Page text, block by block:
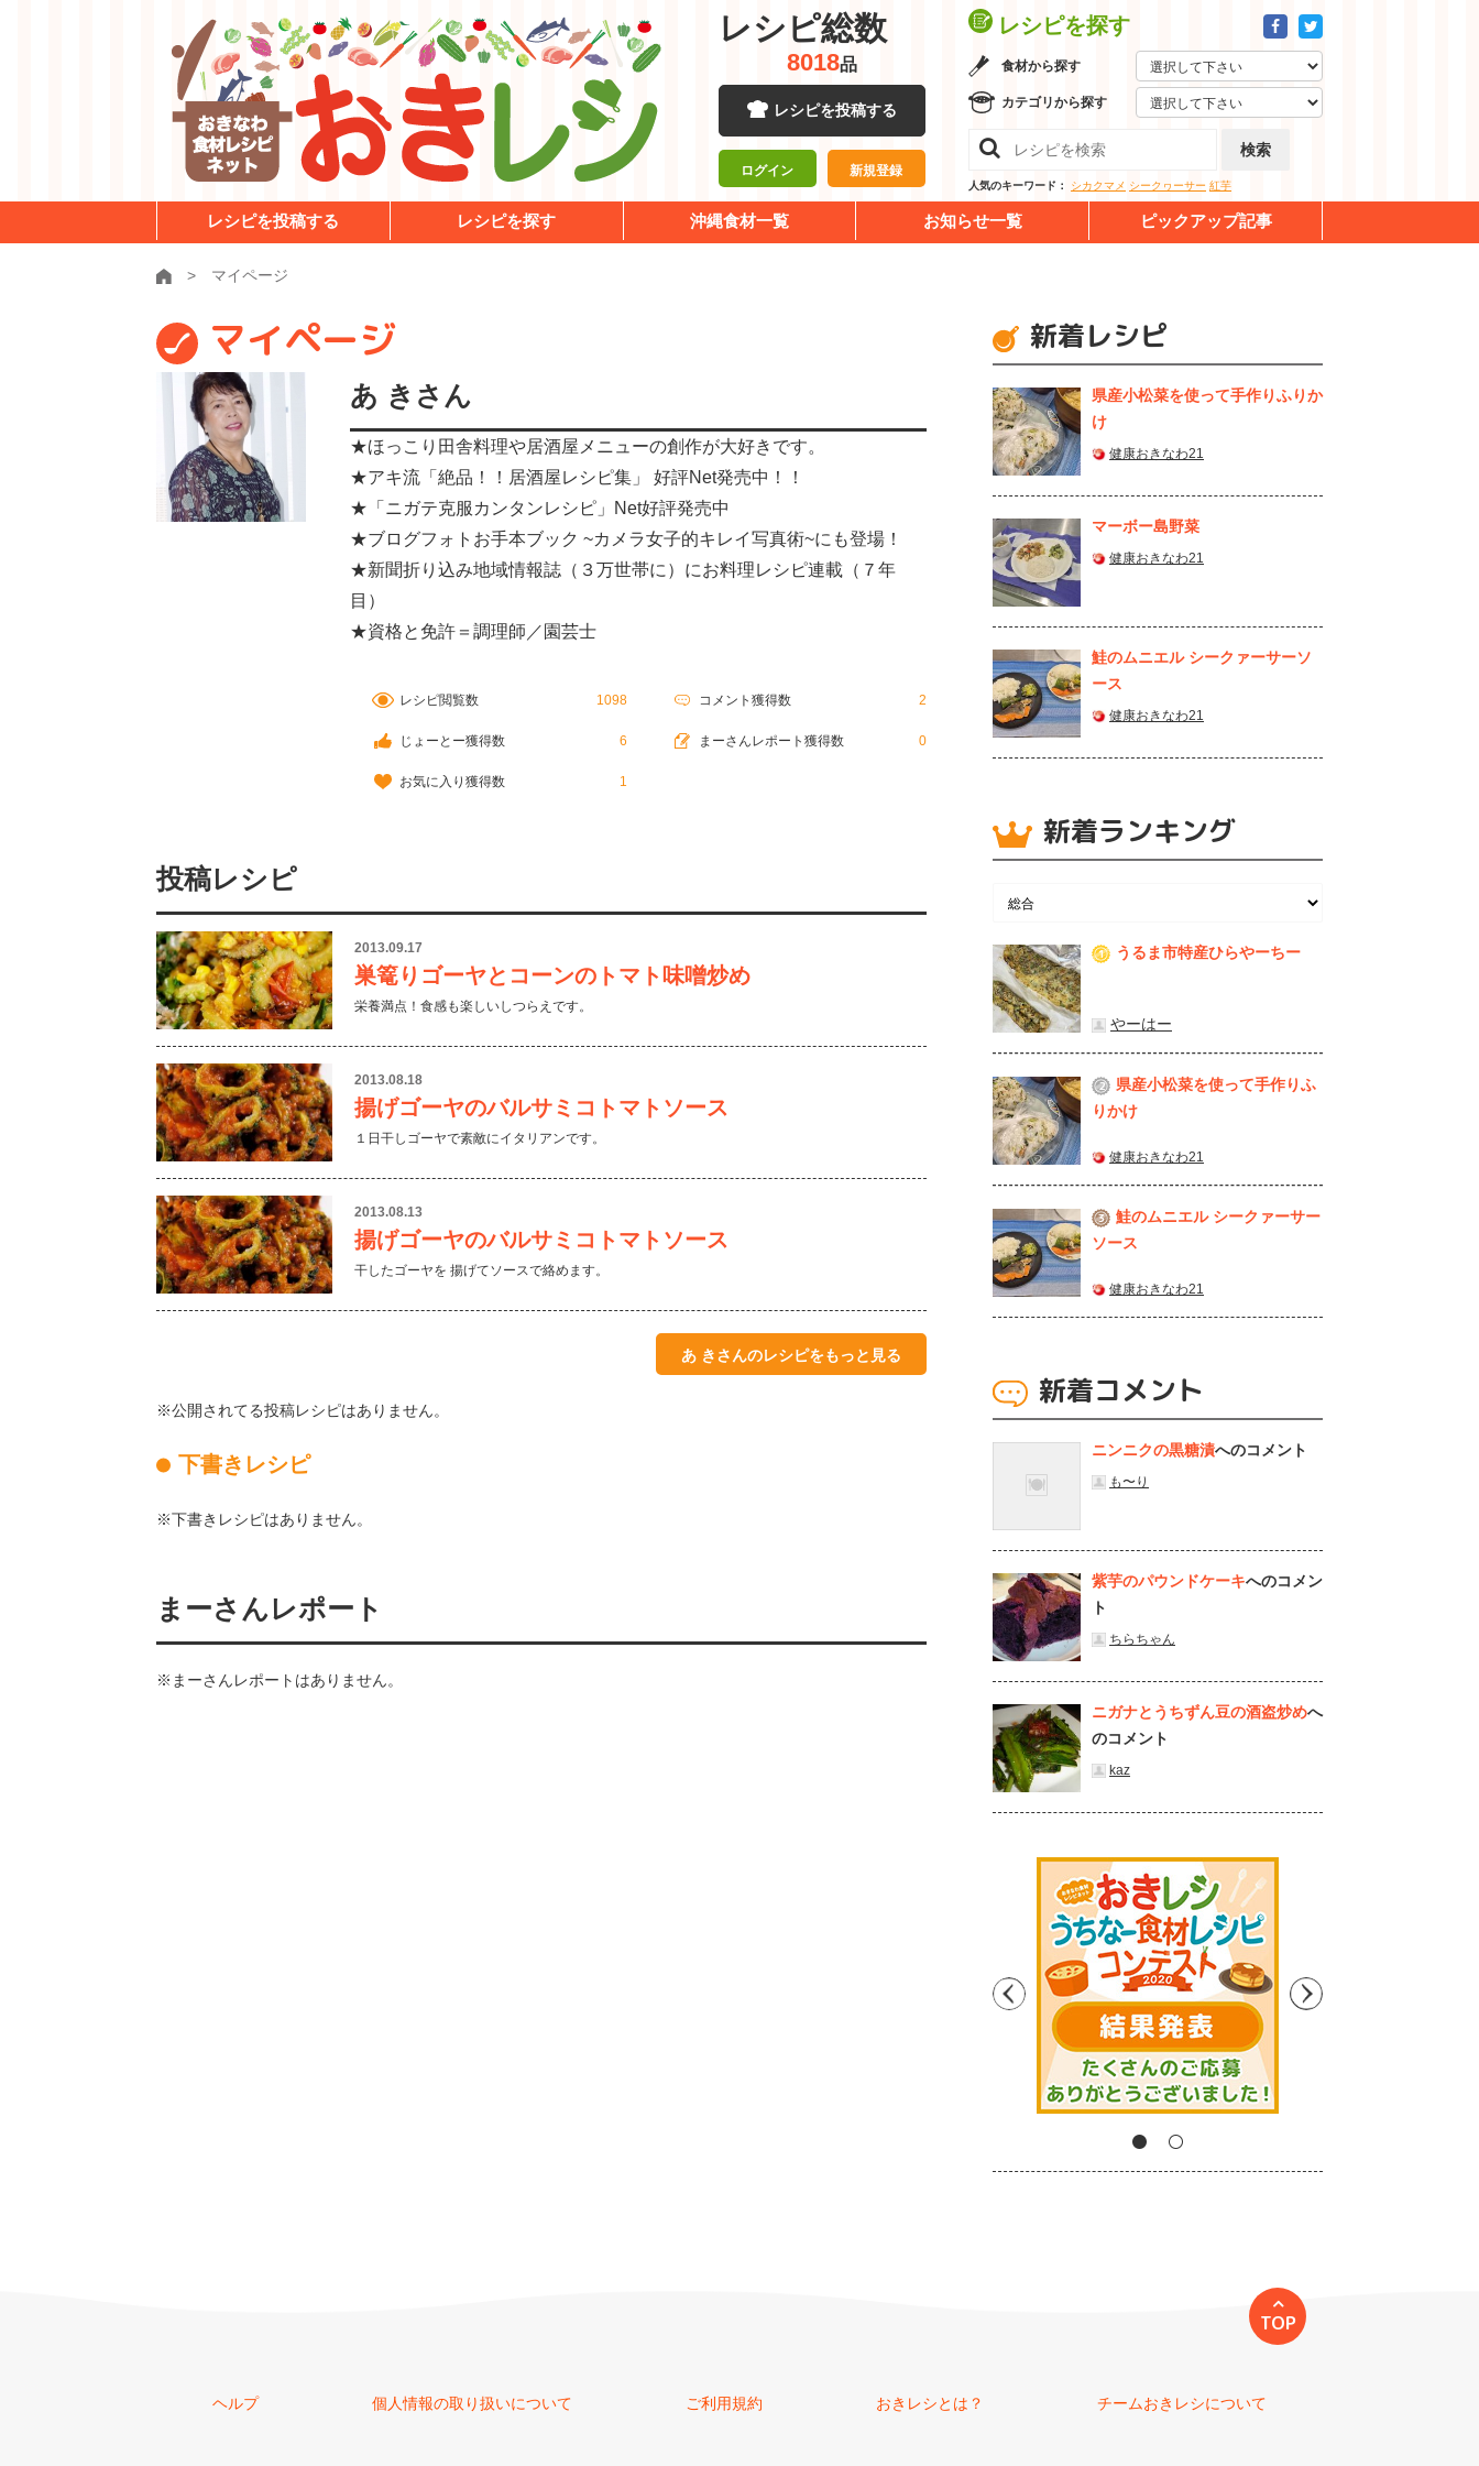
レシピ総数
8018品
レシピを投稿する
ログイン 新規登録
レシピを探す
食材から探す
カテゴリから探す
検索
人気のキーワード： シカクマメ シークヮーサー 紅芋
レシピを投稿する レシピを探す 沖縄食材一覧 お知らせ一覧 ピックアップ記事
マイページ
マイページ
あ きさん
★ほっこり田舎料理や居酒屋メニューの創作が大好きです。
★アキ流「絶品！！居酒屋レシピ集」 好評Net発売中！！
★「ニガテ克服カンタンレシピ」Net好評発売中
★ブログフォトお手本ブック ~カメラ女子的キレイ写真術~にも登場！
★新聞折り込み地域情報誌（３万世帯に）にお料理レシピ連載（７年
目）
★資格と免許＝調理師／園芸士
レシピ閲覧数 1098 コメント獲得数 2
じょーとー獲得数 6 まーさんレポート獲得数 0
お気に入り獲得数 1
投稿レシピ
2013.09.17
巣篭りゴーヤとコーンのトマト味噌炒め
栄養満点！食感も楽しいしつらえです。
2013.08.18
揚げゴーヤのバルサミコトマトソース
１日干しゴーヤで素敵にイタリアンです。
2013.08.13
揚げゴーヤのバルサミコトマトソース
干したゴーヤを 揚げてソースで絡めます。
あ きさんのレシピをもっと見る
※公開されてる投稿レシピはありません。
下書きレシピ
※下書きレシピはありません。
まーさんレポート
※まーさんレポートはありません。
新着レシピ
県産⼩松菜を使って⼿作りふりか
け
健康おきなわ21
マーボー島野菜
健康おきなわ21
鮭のムニエル シークァーサーソ
ース
健康おきなわ21
新着ランキング
1 うるま市特産ひらやーちー
やーはー
2
県産⼩松菜を使って⼿作りふ
りかけ
健康おきなわ21
3
鮭のムニエル シークァーサー
ソース
健康おきなわ21
新着コメント
ニンニクの黒糖漬へのコメント
も〜り
紫芋のパウンドケーキへのコメン
ト
ちらちゃん
ニガナとうちずん豆の酒盗炒めへ
のコメント
kaz
TOP
ヘルプ 個人情報の取り扱いについて ご利用規約 おきレシとは？ チームおきレシについて